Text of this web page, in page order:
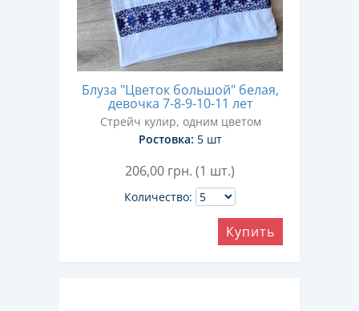
Блуза "Цветок большой" белая,
девочка 7-8-9-10-11 лет
Стрейч кулир, одним цветом
Ростовка: 5 шт
206,00 грн. (1 шт.)
Количество:
Купить